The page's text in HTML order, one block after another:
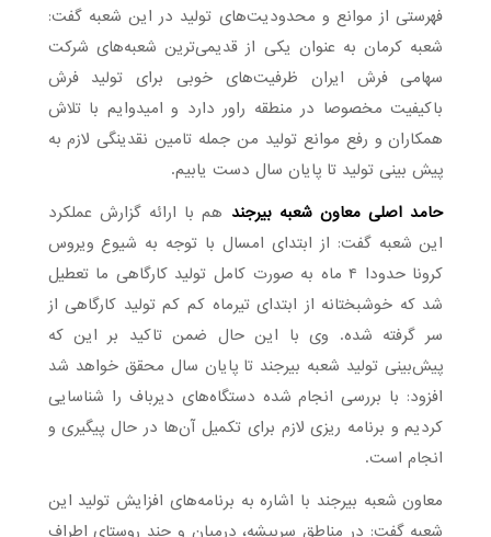
فهرستی از موانع و محدودیت‌های تولید در این شعبه گفت:
شعبه کرمان به عنوان یکی از قدیمی‌ترین شعبه‌های شرکت
سهامی فرش ایران ظرفیت‌های خوبی برای تولید فرش
باکیفیت مخصوصا در منطقه راور دارد و امیدوایم با تلاش
همکاران و رفع موانع تولید من جمله تامین نقدینگی لازم به
پیش بینی تولید تا پایان سال دست یابیم.
حامد اصلی معاون شعبه بیرجند هم با ارائه گزارش عملکرد
این شعبه گفت: از ابتدای امسال با توجه به شیوع ویروس
کرونا حدودا ۴ ماه به صورت کامل تولید کارگاهی ما تعطیل
شد که خوشبختانه از ابتدای تیرماه کم کم تولید کارگاهی از
سر گرفته شده. وی با این حال ضمن تاکید بر این که
پیش‌بینی تولید شعبه بیرجند تا پایان سال محقق خواهد شد
افزود: با بررسی انجام شده دستگاه‌های دیرباف را شناسایی
کردیم و برنامه ریزی لازم برای تکمیل آن‌ها در حال پیگیری و
انجام است.
معاون شعبه بیرجند با اشاره به برنامه‌های افزایش تولید این
شعبه گفت: در مناطق سربیشه، درمیان و چند روستای اطراف